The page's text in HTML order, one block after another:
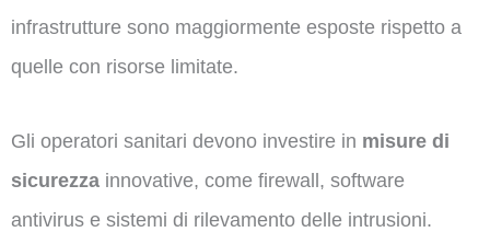
infrastrutture sono maggiormente esposte rispetto a
quelle con risorse limitate.
Gli operatori sanitari devono investire in misure di
sicurezza innovative, come firewall, software
antivirus e sistemi di rilevamento delle intrusioni.